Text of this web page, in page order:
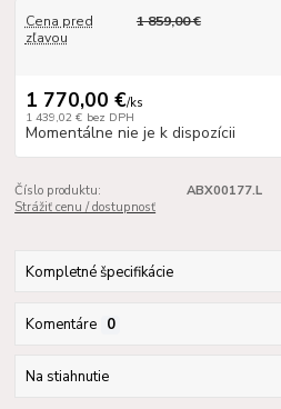
Cena pred
zľavou
1 859,00 €
1 770,00 €/ks
1 439,02 € bez DPH
Momentálne nie je k dispozícii
Číslo produktu:
ABX00177.L
Strážiť cenu / dostupnosť
Kompletné špecifikácie
Komentáre 0
Na stiahnutie